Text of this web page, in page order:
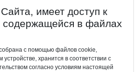
имеет доступ к
в файлах
с помощью файлов cookie,
хранится в соответствии с
согласно условиям настоящей